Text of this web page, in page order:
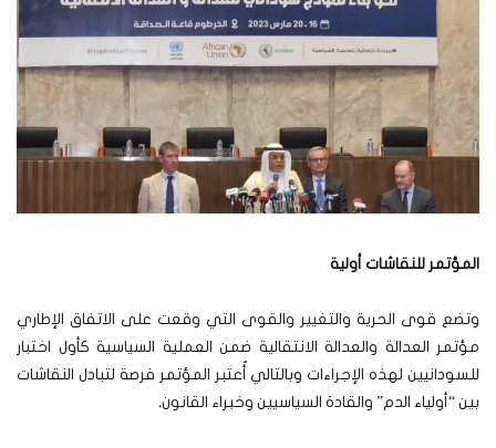
المؤتمر للنقاشات أولية
وتضع قوى الحرية والتغيير والقوى التي وقعت على الاتفاق الإطاري
مؤتمر العدالة والعدالة الانتقالية ضمن العملية السياسية كأول اختبار
للسودانيين لهذه الإجراءات وبالتالي أُعتبر المؤتمر فرصة لتبادل النقاشات
بين “أولياء الدم” والقادة السياسيين وخبراء القانون.